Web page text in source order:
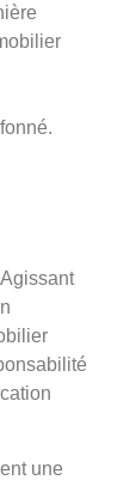
une